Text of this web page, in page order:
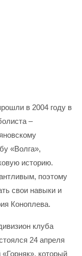
в 2004 году в
–
«Волга»,
историю.
поэтому
свои навыки и
Коноплева.
клуба
24 апреля
который